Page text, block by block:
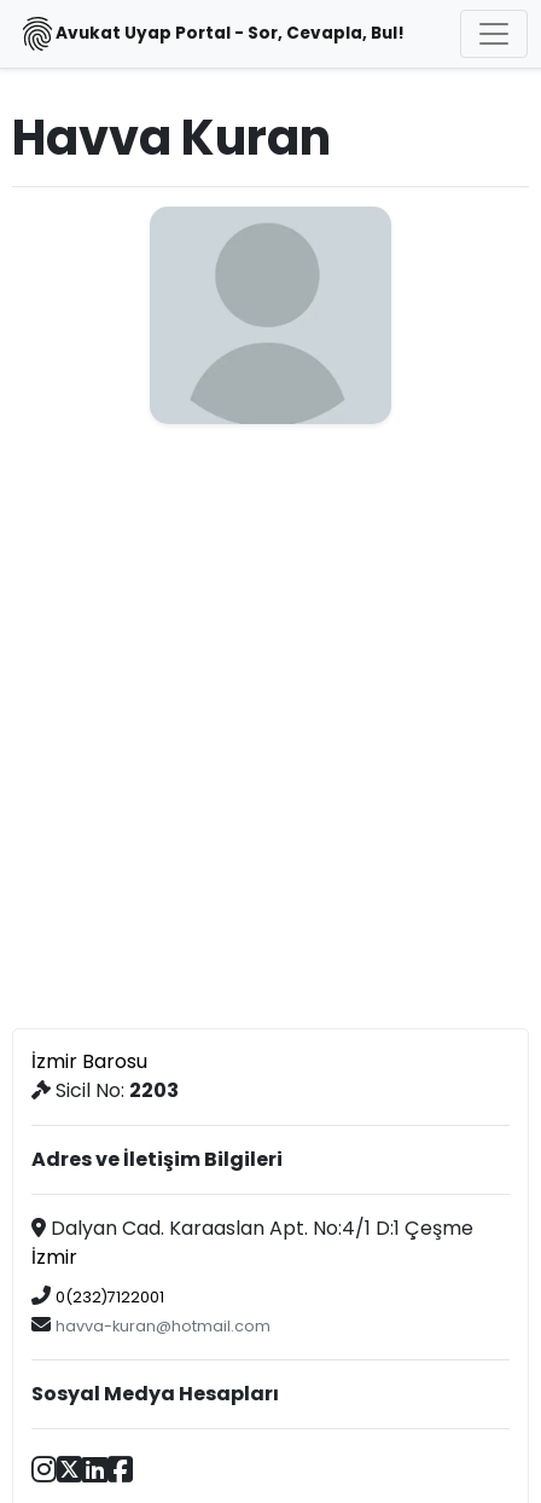
Avukat Uyap Portal - Sor, Cevapla, Bul!
Havva Kuran
İzmir Barosu
Sicil No: 2203
Adres ve İletişim Bilgileri
Dalyan Cad. Karaaslan Apt. No:4/1 D:1 Çeşme
İzmir
0(232)7122001
havva-kuran@hotmail.com
Sosyal Medya Hesapları